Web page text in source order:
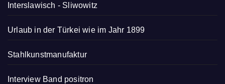
Interslawisch - Sliwowitz
Urlaub in der Türkei wie im Jahr 1899
Stahlkunstmanufaktur
Interview Band positron